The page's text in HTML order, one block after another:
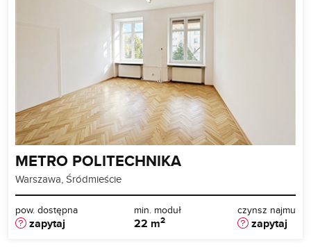
METRO POLITECHNIKA
Warszawa, Śródmieście
pow. dostępna
zapytaj
min. moduł
22 m2
czynsz najmu
zapytaj